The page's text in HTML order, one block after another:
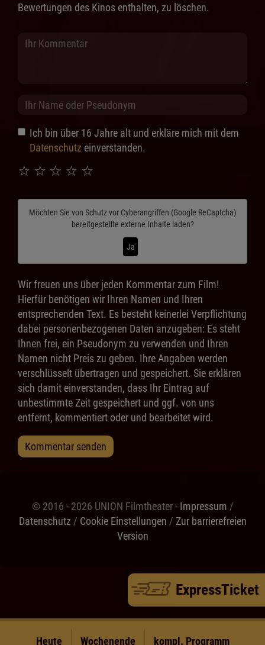
Heute Wochenende kompl. Programm
ExpressTicket
Bewertungen des Kinos enthalten, zu löschen.
Ich bin über 16 Jahre alt und erkläre mich mit dem
Datenschutz einverstanden.
☆
☆
☆
☆
☆
Möchten Sie von Schutz vor Cyberangriffen (Google ReCaptcha)
bereitgestellte externe Inhalte laden?
Ja
Wir freuen uns über jeden Kommentar zum Film!
Hierfür benötigen wir Ihren Namen und Ihren
entsprechenden Text. Es besteht keinerlei Verpflichtung
dabei personenbezogenen Daten anzugeben: Es steht
Ihnen frei, ein Pseudonym zu verwenden und Ihren
Namen nicht Preis zu geben. Ihre Angaben werden
verschlüsselt übertragen und gespeichert. Sie erklären
sich damit einverstanden, dass Ihr Eintrag auf
unbestimmte Zeit gespeichert und ggf. von uns
entfernt, kommentiert oder und bearbeitet wird.
Kommentar senden
© 2016 - 2026 UNION Filmtheater - Impressum /
Datenschutz / Cookie Einstellungen / Zur barrierefreien
Version